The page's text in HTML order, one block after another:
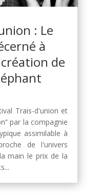
: Le
à
de
Trais-d'union et
par la compagnie
assimilable à
de l'univers
main le prix de la